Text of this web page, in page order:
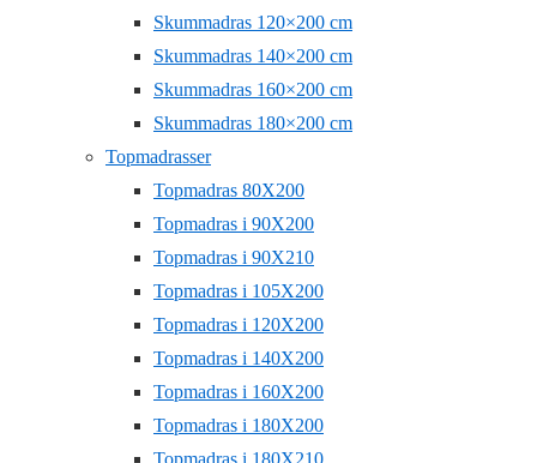
Skummadras 120×200 cm
Skummadras 140×200 cm
Skummadras 160×200 cm
Skummadras 180×200 cm
Topmadrasser
Topmadras 80X200
Topmadras i 90X200
Topmadras i 90X210
Topmadras i 105X200
Topmadras i 120X200
Topmadras i 140X200
Topmadras i 160X200
Topmadras i 180X200
Topmadras i 180X210